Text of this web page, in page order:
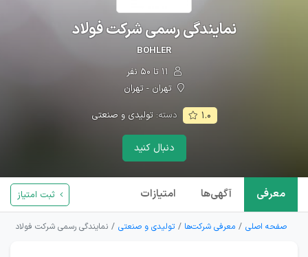
نمایندگی رسمی شرکت فولاد
BOHLER
تهران - تهران
۱.۰ دسته:تولیدی و صنعتی
دنبال کنید
معرفی آگهی‌ها امتیازات ثبت امتیاز
صفحه اصلی معرفی شرکت‌ها تولیدی و صنعتی نمایندگی رسمی شرکت فولاد